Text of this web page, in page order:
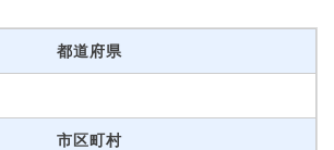
都道府県
市区町村